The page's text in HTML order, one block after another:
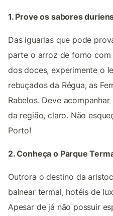
1. Prove os sabores
Das iguarias que pode
parte o arroz de forno
dos doces, experimente o
rebuçados da Régua, as
Rabelos. Deve
da região, claro. Não
Porto!
2. Conheça o Parque
Outrora o destino da
balnear termal, hotéis de
Apesar de já não possuir